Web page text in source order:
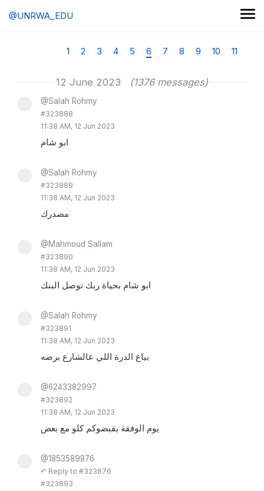
@UNRWA_EDU
1 2 3 4 5 6 7 8 9 10 11
12 June 2023 (1376 messages)
@Salah Rohmy
#323888
11:38 AM, 12 Jun 2023
ابو شام
@Salah Rohmy
#323889
11:38 AM, 12 Jun 2023
مصدرك
@Mahmoud Sallam
#323890
11:38 AM, 12 Jun 2023
ابو شام بحياة ربك توصل البنك
@Salah Rohmy
#323891
11:38 AM, 12 Jun 2023
بياع الدرة اللي عالشارع برضه
@6243382997
#323892
11:38 AM, 12 Jun 2023
يوم الوفقة بقبضوكم كلو مع بعض
@1853589876
↶ Reply to #323876
#323893